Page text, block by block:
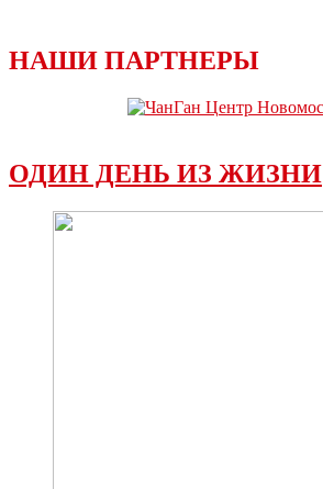
НАШИ ПАРТНЕРЫ
ОДИН ДЕНЬ ИЗ ЖИЗНИ